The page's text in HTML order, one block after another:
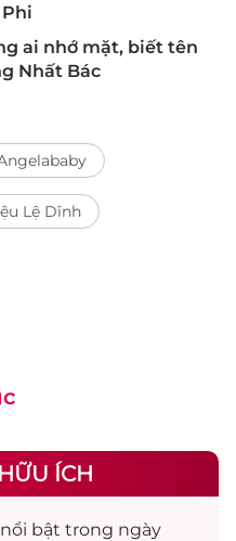
ai nhớ mặt, biết tên
Nhất Bác
Lệ Dĩnh
ÍCH
nổi bật trong ngày